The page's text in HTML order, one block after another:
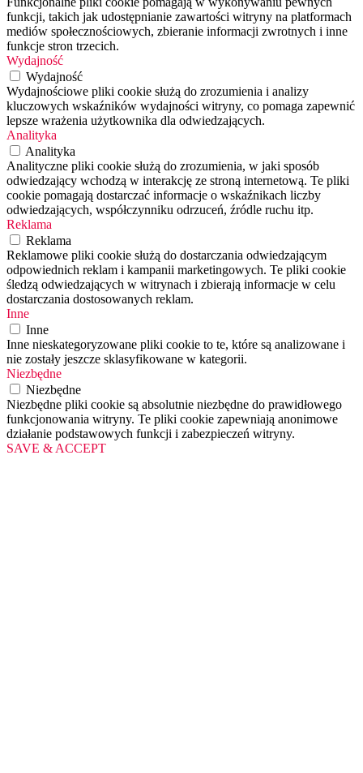
funkcji, takich jak udostępnianie zawartości witryny na platformach
mediów społecznościowych, zbieranie informacji zwrotnych i inne
funkcje stron trzecich.
Wydajność
Wydajność
Wydajnościowe pliki cookie służą do zrozumienia i analizy
kluczowych wskaźników wydajności witryny, co pomaga zapewnić
lepsze wrażenia użytkownika dla odwiedzających.
Analityka
Analityka
Analityczne pliki cookie służą do zrozumienia, w jaki sposób
odwiedzający wchodzą w interakcję ze stroną internetową. Te pliki
cookie pomagają dostarczać informacje o wskaźnikach liczby
odwiedzających, współczynniku odrzuceń, źródle ruchu itp.
Reklama
Reklama
Reklamowe pliki cookie służą do dostarczania odwiedzającym
odpowiednich reklam i kampanii marketingowych. Te pliki cookie
śledzą odwiedzających w witrynach i zbierają informacje w celu
dostarczania dostosowanych reklam.
Inne
Inne
Inne nieskategoryzowane pliki cookie to te, które są analizowane i
nie zostały jeszcze sklasyfikowane w kategorii.
Niezbędne
Niezbędne
Niezbędne pliki cookie są absolutnie niezbędne do prawidłowego
funkcjonowania witryny. Te pliki cookie zapewniają anonimowe
działanie podstawowych funkcji i zabezpieczeń witryny.
SAVE & ACCEPT